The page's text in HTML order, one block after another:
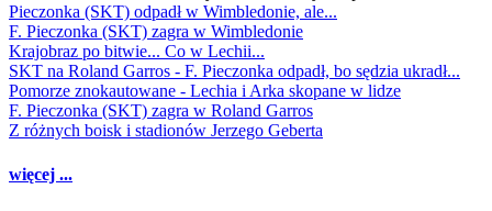
Pieczonka (SKT) odpadł w Wimbledonie, ale...
F. Pieczonka (SKT) zagra w Wimbledonie
Krajobraz po bitwie... Co w Lechii...
SKT na Roland Garros - F. Pieczonka odpadł, bo sędzia ukradł...
Pomorze znokautowane - Lechia i Arka skopane w lidze
F. Pieczonka (SKT) zagra w Roland Garros
Z różnych boisk i stadionów Jerzego Geberta
więcej ...